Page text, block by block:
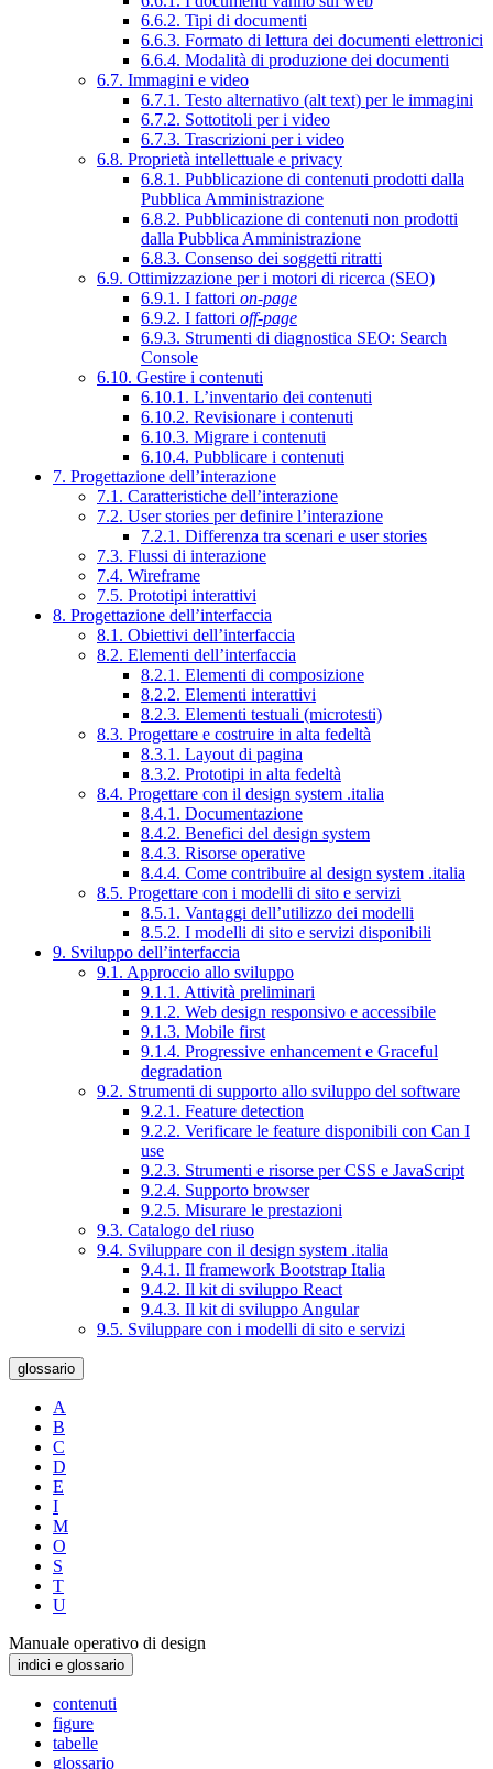
6.6.2. Tipi di documenti
6.6.3. Formato di lettura dei documenti elettronici
6.6.4. Modalità di produzione dei documenti
6.7. Immagini e video
6.7.1. Testo alternativo (alt text) per le immagini
6.7.2. Sottotitoli per i video
6.7.3. Trascrizioni per i video
6.8. Proprietà intellettuale e privacy
6.8.1. Pubblicazione di contenuti prodotti dalla
Pubblica Amministrazione
6.8.2. Pubblicazione di contenuti non prodotti
dalla Pubblica Amministrazione
6.8.3. Consenso dei soggetti ritratti
6.9. Ottimizzazione per i motori di ricerca (SEO)
6.9.1. I fattori on-page
6.9.2. I fattori off-page
6.9.3. Strumenti di diagnostica SEO: Search
Console
6.10. Gestire i contenuti
6.10.1. L’inventario dei contenuti
6.10.2. Revisionare i contenuti
6.10.3. Migrare i contenuti
6.10.4. Pubblicare i contenuti
7. Progettazione dell’interazione
7.1. Caratteristiche dell’interazione
7.2. User stories per definire l’interazione
7.2.1. Differenza tra scenari e user stories
7.3. Flussi di interazione
7.4. Wireframe
7.5. Prototipi interattivi
8. Progettazione dell’interfaccia
8.1. Obiettivi dell’interfaccia
8.2. Elementi dell’interfaccia
8.2.1. Elementi di composizione
8.2.2. Elementi interattivi
8.2.3. Elementi testuali (microtesti)
8.3. Progettare e costruire in alta fedeltà
8.3.1. Layout di pagina
8.3.2. Prototipi in alta fedeltà
8.4. Progettare con il design system .italia
8.4.1. Documentazione
8.4.2. Benefici del design system
8.4.3. Risorse operative
8.4.4. Come contribuire al design system .italia
8.5. Progettare con i modelli di sito e servizi
8.5.1. Vantaggi dell’utilizzo dei modelli
8.5.2. I modelli di sito e servizi disponibili
9. Sviluppo dell’interfaccia
9.1. Approccio allo sviluppo
9.1.1. Attività preliminari
9.1.2. Web design responsivo e accessibile
9.1.3. Mobile first
9.1.4. Progressive enhancement e Graceful
degradation
9.2. Strumenti di supporto allo sviluppo del software
9.2.1. Feature detection
9.2.2. Verificare le feature disponibili con Can I
use
9.2.3. Strumenti e risorse per CSS e JavaScript
9.2.4. Supporto browser
9.2.5. Misurare le prestazioni
9.3. Catalogo del riuso
9.4. Sviluppare con il design system .italia
9.4.1. Il framework Bootstrap Italia
9.4.2. Il kit di sviluppo React
9.4.3. Il kit di sviluppo Angular
9.5. Sviluppare con i modelli di sito e servizi
glossario
A
B
C
D
E
I
M
O
S
T
U
Manuale operativo di design
indici e glossario
contenuti
figure
tabelle
glossario